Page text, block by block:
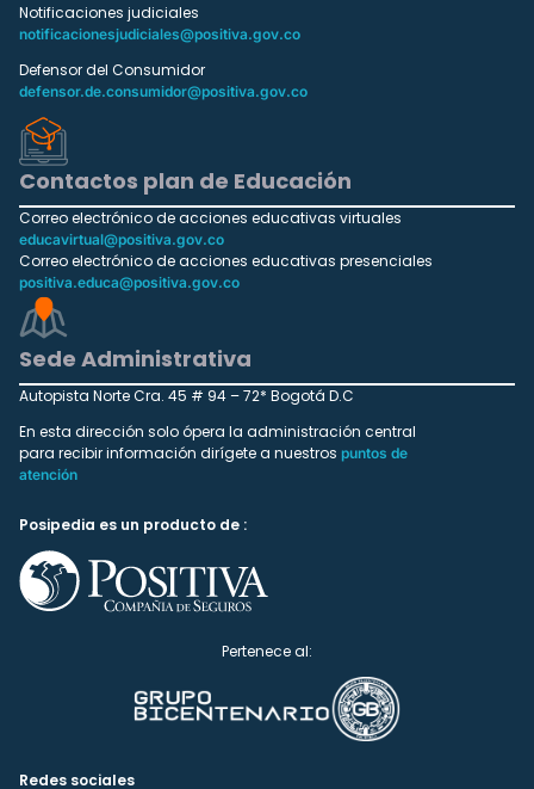
Notificaciones judiciales
notificacionesjudiciales@positiva.gov.co
Defensor del Consumidor
defensor.de.consumidor@positiva.gov.co
Contactos plan de Educación
Correo electrónico de acciones educativas virtuales
educavirtual@positiva.gov.co
Correo electrónico de acciones educativas presenciales
positiva.educa@positiva.gov.co
Sede Administrativa
Autopista Norte Cra. 45 # 94 – 72* Bogotá D.C
En esta dirección solo ópera la administración central
para recibir información dirígete a nuestros puntos de
atención
Posipedia es un producto de :
Pertenece al:
Redes sociales